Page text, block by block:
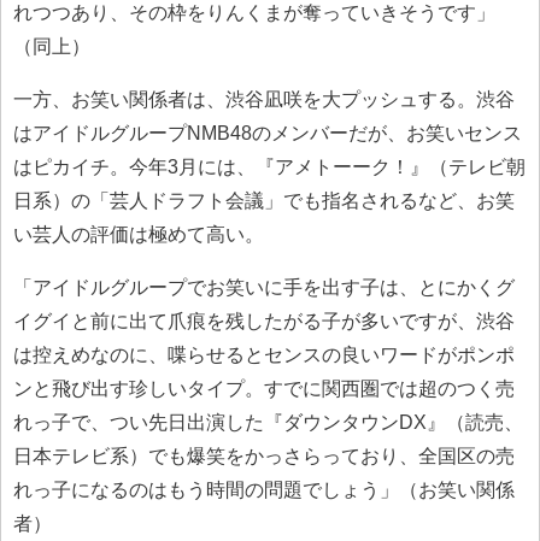
れつつあり、その枠をりんくまが奪っていきそうです」
（同上）
一方、お笑い関係者は、渋谷凪咲を大プッシュする。渋谷
はアイドルグループNMB48のメンバーだが、お笑いセンス
はピカイチ。今年3月には、『アメトーーク！』（テレビ朝
日系）の「芸人ドラフト会議」でも指名されるなど、お笑
い芸人の評価は極めて高い。
「アイドルグループでお笑いに手を出す子は、とにかくグ
イグイと前に出て爪痕を残したがる子が多いですが、渋谷
は控えめなのに、喋らせるとセンスの良いワードがポンポ
ンと飛び出す珍しいタイプ。すでに関西圏では超のつく売
れっ子で、つい先日出演した『ダウンタウンDX』（読売、
日本テレビ系）でも爆笑をかっさらっており、全国区の売
れっ子になるのはもう時間の問題でしょう」（お笑い関係
者）